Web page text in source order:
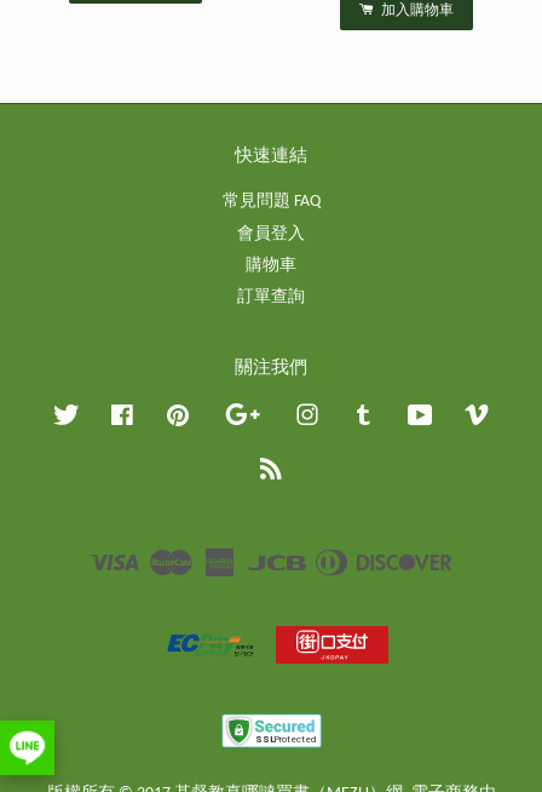
加入購物車
快速連結
常見問題 FAQ
會員登入
購物車
訂單查詢
關注我們
Twitter Facebook Pinterest Google InstagramTumblr YouTube
Visa Master
American
JCB
Diners